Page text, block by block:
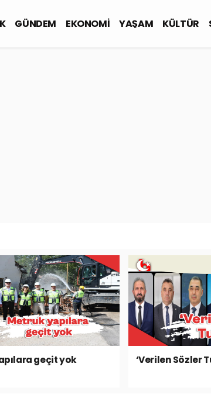
GÜNDEM EKONOMİ YAŞAM KÜLTÜR
geçit yok ‘Verilen Sözler